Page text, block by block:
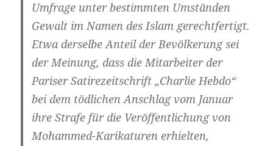
Umfrage unter bestimmten Umständen
Gewalt im Namen des Islam gerechtfertigt.
Etwa derselbe Anteil der Bevölkerung sei
der Meinung, dass die Mitarbeiter der
Pariser Satirezeitschrift „Charlie Hebdo“
bei dem tödlichen Anschlag vom Januar
ihre Strafe für die Veröffentlichung von
Mohammed-Karikaturen erhielten,